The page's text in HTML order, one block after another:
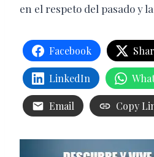
en el respeto del pasado y
Facebook
LinkedIn
Email Copy